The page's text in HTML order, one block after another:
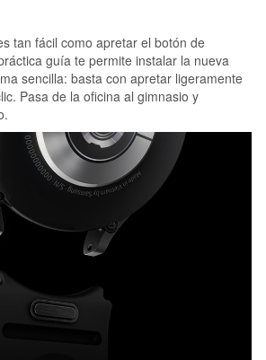
tan fácil como apretar el botón de
guía te permite instalar la nueva
sencilla: basta con apretar ligeramente
Pasa de la oficina al gimnasio y